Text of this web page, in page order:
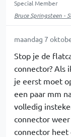
Special Member
Bruce Springsteen -
maandag 7
Stop je de
connector? Als
je eerst moet
een paar mm
volledig
connector
connector heet